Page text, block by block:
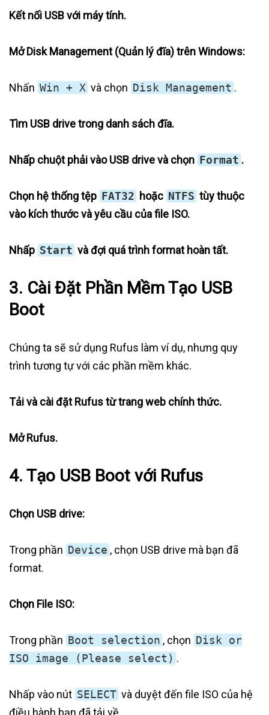
Kết nối USB với máy tính.
Mở Disk Management (Quản lý đĩa) trên Windows:
Nhấn Win + X và chọn Disk Management .
Tìm USB drive trong danh sách đĩa.
Nhấp chuột phải vào USB drive và chọn Format .
Chọn hệ thống tệp FAT32 hoặc NTFS tùy thuộc
vào kích thước và yêu cầu của file ISO.
Nhấp Start và đợi quá trình format hoàn tất.
3. Cài Đặt Phần Mềm Tạo USB
Boot
Chúng ta sẽ sử dụng Rufus làm ví dụ, nhưng quy
trình tương tự với các phần mềm khác.
Tải và cài đặt Rufus từ trang web chính thức.
Mở Rufus.
4. Tạo USB Boot với Rufus
Chọn USB drive:
Trong phần Device , chọn USB drive mà bạn đã
format.
Chọn File ISO:
Trong phần Boot selection , chọn Disk or
ISO image (Please select) .
Nhấp vào nút SELECT và duyệt đến file ISO của hệ
điều hành bạn đã tải về.